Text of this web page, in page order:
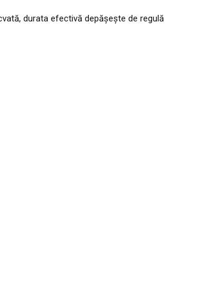
durata efectivă depășește de regulă